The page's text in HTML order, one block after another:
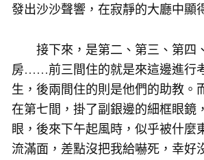
發出沙沙聲響，在寂靜的大廳中顯
接下來，是第二、第三、第四
房……前三間住的就是來這邊進行
生，後兩間住的則是他們的助教。
在第七間，掛了副銀邊的細框眼鏡
眼，後來下午起風時，似乎被什麼
流滿面，差點沒把我給嚇死，幸好